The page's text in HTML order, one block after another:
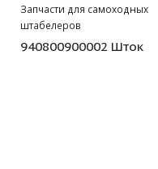
Запчасти для самоходных
штабелеров
940800900002 Шток